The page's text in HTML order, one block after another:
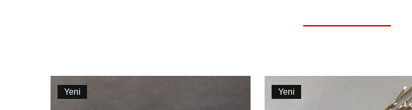
Yeni
Yeni